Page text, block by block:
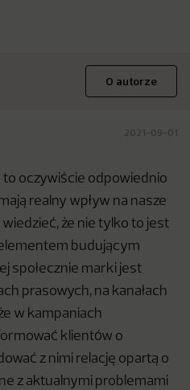
O autorze
2021-09-01
oczywiście odpowiednio
realny wpływ na nasze
że nie tylko to jest
budującym
społecznie marki jest
prasowych, na kanałach
w kampaniach
klientów o
z nimi relację opartą o
z aktualnymi problemami